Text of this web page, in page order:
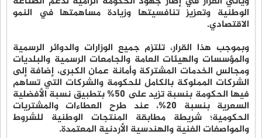
الوطنية وتعزيز تنافسيتها وزيادة مساهمتها في النمو
الاقتصادي.
وبموجب هذا القرار، تلتزم جميع الوزارات والدوائر الرسمية
والمؤسسات والهيئات العامة والجامعات الرسمية والبلديات
ومجالس الخدمات المشتركة وأمانة عمان الكبرى، إضافة إلى
الشركات المملوكة بالكامل للحكومة والشركات التي تساهم
فيها الحكومة بنسبة تزيد على 50% بتطبيق نسبة الأفضلية
السعرية بنسبة 20%، عند طرح العطاءات والمشتريات
الحكومية؛ شريطة مطابقة المنتجات الوطنية للشروط
والمواصفات الفنية والهندسية الأردنية المعتمدة.